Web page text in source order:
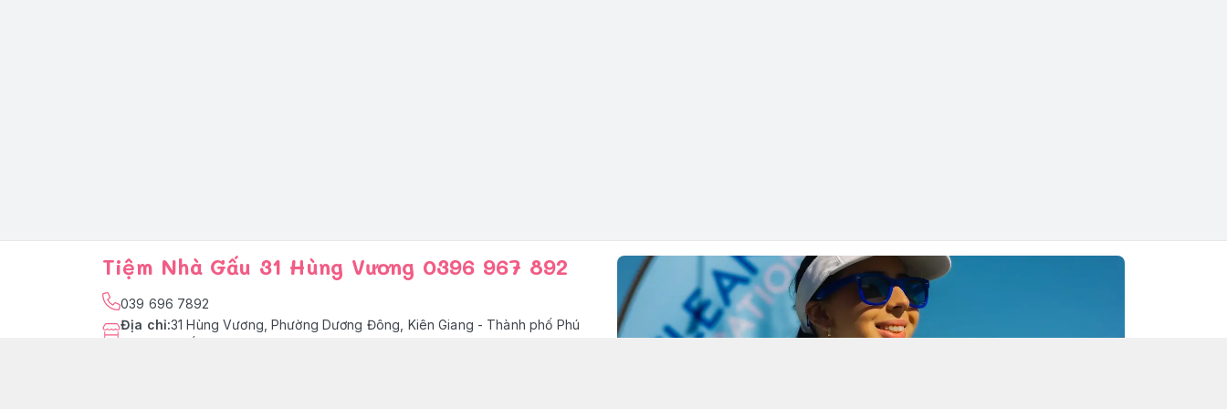
Tiệm Nhà Gấu 31 Hùng Vương 0396 967 892
039 696 7892
Địa chỉ:31 Hùng Vương, Phường Dương Đông, Kiên Giang - Thành phố Phú
Quốc